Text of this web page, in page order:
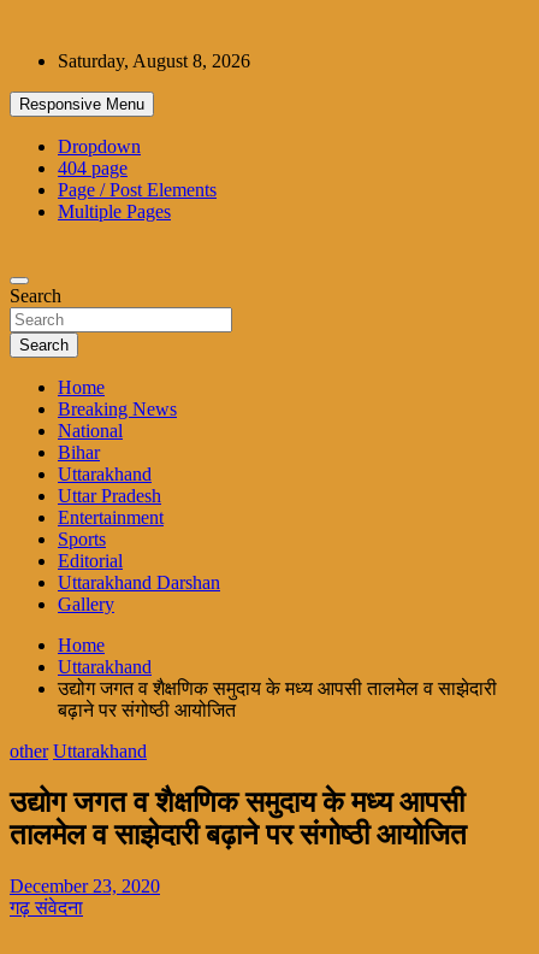
contentSaturday, August 8, 2026
Responsive Menu
Dropdown
404 page
Page / Post Elements
Multiple Pages
Search
Search
Home
Breaking News
National
Bihar
Uttarakhand
Uttar Pradesh
Entertainment
Sports
Editorial
Uttarakhand Darshan
Gallery
Home
Uttarakhand
उद्योग जगत व शैक्षणिक समुदाय के मध्य आपसी तालमेल व साझेदारी
बढ़ाने पर संगोष्ठी आयोजित
other Uttarakhand
उद्योग जगत व शैक्षणिक समुदाय के मध्य आपसी
तालमेल व साझेदारी बढ़ाने पर संगोष्ठी आयोजित
December 23, 2020
गढ़ संवेदना